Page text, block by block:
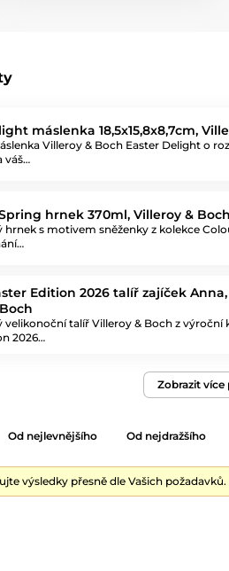
máslenka 18,5x15,8x8,7cm,
Villeroy & Boch Easter Delight o
váš…
hrnek 370ml, Villeroy & Boch
hrnek s motivem sněženky z kolekce
Edition 2026 talíř zajíček Anna,
velikonoční talíř Villeroy & Boch z výroční
2026…
Zobrazit
Od nejlevnějšího Od nejdražšího
výsledky přesně dle Vašich požadavků.